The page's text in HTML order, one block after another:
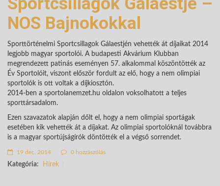
NOS Bajnokokkal
Sporttörténelmi Sportcsillagok Gálaestjén vehették át díjaikat 2014
legjobb magyar sportolói. A budapesti Akvárium Klubban
megrendezett patinás eseményen 57. alkalommal köszöntötték az
Év Sportolóit, viszont először fordult az elő, hogy a nem olimpiai
sportolók is ott voltak a díjkiosztón.
2014-ben a sportolanemzet.hu oldalon voksolhatott a teljes
sporttársadalom.
Ezen szavazatok alapján dőlt el, hogy a nem olimpiai sportágak
esetében kik vehették át a díjakat. Az olimpiai sportolóknál továbbra
is a magyar sportújságírók döntötték el a végső sorrendet.
19 dec. 2014 0 hozzászólás
Kategória: Hírek